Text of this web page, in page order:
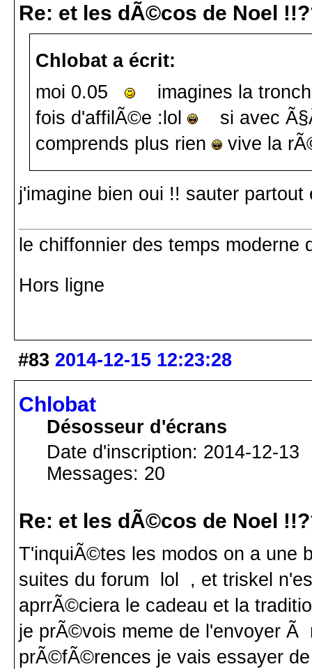
Re: et les dÃ©cos de Noel
Chlobat a écrit:
moi 0.05
imagines la
fois d'affilÃ©e :lol
si avec
comprends plus rien
vive la
j'imagine bien oui !! sauter
le chiffonnier des temps
Hors ligne
#83 2014-12-15 12:23:28
Chlobat
Désosseur d'écrans
Date d'inscription: 2014-12-13
Messages: 20
Re: et les dÃ©cos de Noel
T'inquiÃ©tes les modos on a une
suites du forum lol , et triskel
aprrÃ©ciera le cadeau et la
je prÃ©vois meme de l'envoyer Ã
prÃ©fÃ©rences je vais essayer